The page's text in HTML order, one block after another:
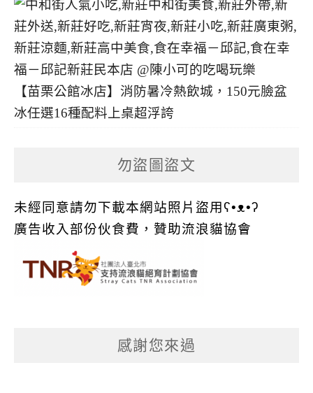
【苗栗公館冰店】消防暑冷熱飲城，150元臉盆
冰任選16種配料上桌超浮誇
勿盜圖盜文
未經同意請勿下載本網站照片盜用ʕ•ᴥ•ʔ
廣告收入部份伙食費，贊助流浪貓協會
感謝您來過